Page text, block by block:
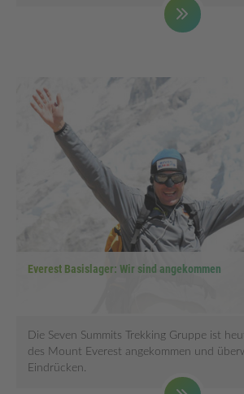
Everest Basislager: Wir sind angekommen
Die Seven Summits Trekking Gruppe ist
des Mount Everest angekommen und
Eindrücken.